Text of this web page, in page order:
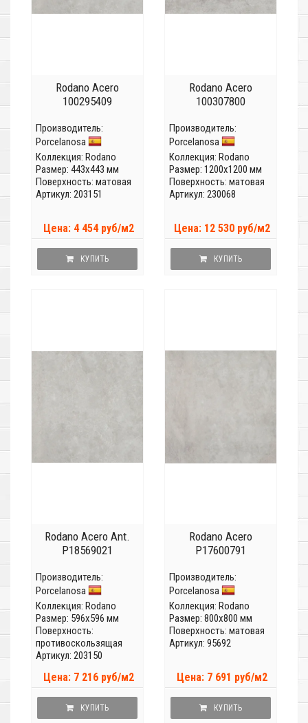
Rodano Acero
100295409
Производитель:
Porcelanosa
Коллекция: Rodano
Размер: 443x443 мм
Поверхность: матовая
Артикул: 203151
Цена: 4 454 руб/м2
КУПИТЬ
Rodano Acero
100307800
Производитель:
Porcelanosa
Коллекция: Rodano
Размер: 1200x1200 мм
Поверхность: матовая
Артикул: 230068
Цена: 12 530 руб/м2
КУПИТЬ
Rodano Acero Ant.
P18569021
Производитель:
Porcelanosa
Коллекция: Rodano
Размер: 596x596 мм
Поверхность:
противоскользящая
Артикул: 203150
Цена: 7 216 руб/м2
КУПИТЬ
Rodano Acero
P17600791
Производитель:
Porcelanosa
Коллекция: Rodano
Размер: 800x800 мм
Поверхность: матовая
Артикул: 95692
Цена: 7 691 руб/м2
КУПИТЬ